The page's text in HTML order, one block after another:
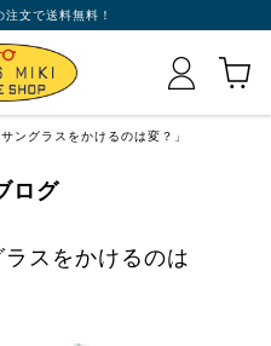
文で送料無料！
ングラスをかけるのは変？」
ログ
スをかけるのは